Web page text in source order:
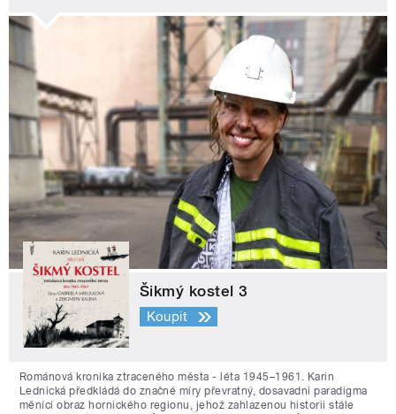
Šikmý kostel 3
Koupit
Románová kronika ztraceného města - léta 1945–1961. Karin
Lednická předkládá do značné míry převratný, dosavadní paradigma
měnící obraz hornického regionu, jehož zahlazenou historii stále